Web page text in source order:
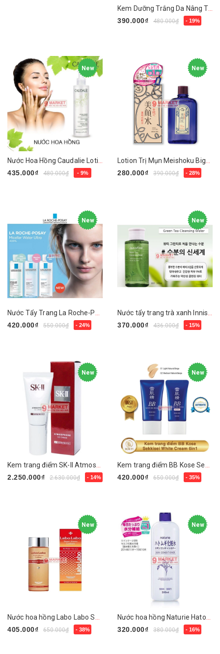
Kem Dưỡng Trắng Da Nâng Tone Tức Thì Innisfree Jeju Cherry Blossom Tone-Up Cream
390.000₫
480.000₫ - 19%
New
435.000₫
480.000₫ - 9%
New
280.000₫
390.000₫ - 28%
New
420.000₫
550.000₫ - 24%
New
370.000₫
436.000₫ - 15%
New
2.250.000₫
2.630.000₫ - 14%
New
420.000₫
650.000₫ - 35%
New
405.000₫
650.000₫ - 38%
New
320.000₫
380.000₫ - 16%